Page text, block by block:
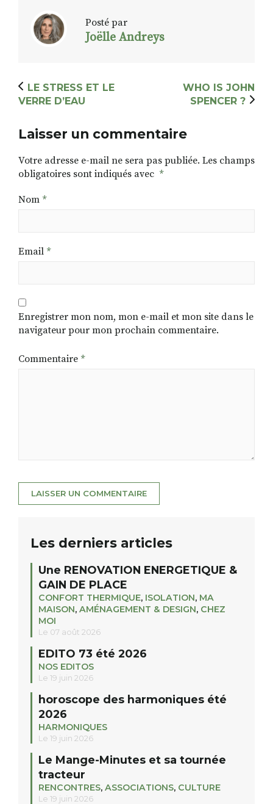
Posté par
Joëlle Andreys
LE STRESS ET LE
VERRE D’EAU
WHO IS JOHN
SPENCER ?
Laisser un commentaire
Votre adresse e-mail ne sera pas publiée. Les champs
obligatoires sont indiqués avec *
Nom *
Email *
Enregistrer mon nom, mon e-mail et mon site dans le
navigateur pour mon prochain commentaire.
Commentaire *
Les derniers articles
Une RENOVATION ENERGETIQUE &
GAIN DE PLACE
CONFORT THERMIQUE, ISOLATION, MA
MAISON, AMÉNAGEMENT & DESIGN, CHEZ
MOI
Le 07 août 2026
EDITO 73 été 2026
NOS EDITOS
Le 19 juin 2026
horoscope des harmoniques été
2026
HARMONIQUES
Le 19 juin 2026
Le Mange-Minutes et sa tournée
tracteur
RENCONTRES, ASSOCIATIONS, CULTURE
Le 19 juin 2026